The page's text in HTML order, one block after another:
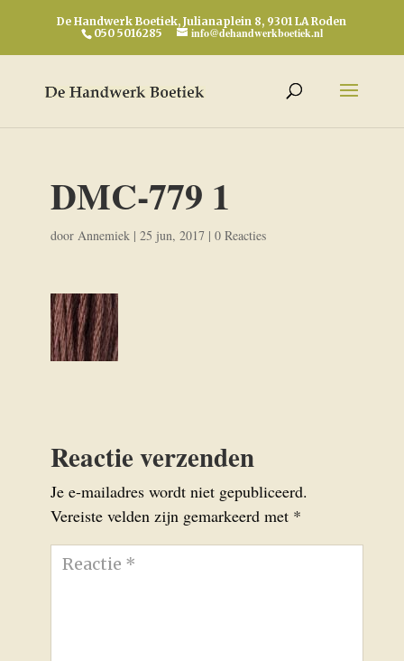
De Handwerk Boetiek, Julianaplein 8, 9301 LA Roden
050 5016285
info@dehandwerkboetiek.nl
DMC-779 1
door Annemiek| 25 jun, 2017| 0 Reacties
Reactie verzenden
Je e-mailadres wordt niet gepubliceerd.
Vereiste velden zijn gemarkeerd met *